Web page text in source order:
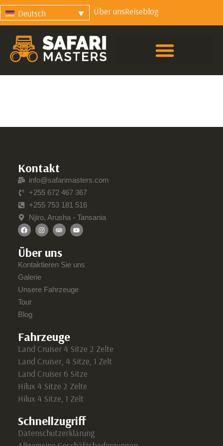
Deutsch Über unsReiseblog
Kontakt
info@safarimasters.com
+255 672 467 367
+255 753 181 516
Njiro, Arusha - Tansania
Über uns
Kontaktieren Sie uns
Galerie
Unsere Fahrzeuge
Tour
Blog
Fahrzeuge
Land Cruiser 4 Sitze 2 Zelte
Land Cruiser, 4 Sitze, 1 Zelt
Land Cruiser 6 Sitze
Hilux 4 Sitze 2 Zelte
Hilux 4 Sitze, 1 Zelt
Schnellzugriff
Datenschutzerklärung